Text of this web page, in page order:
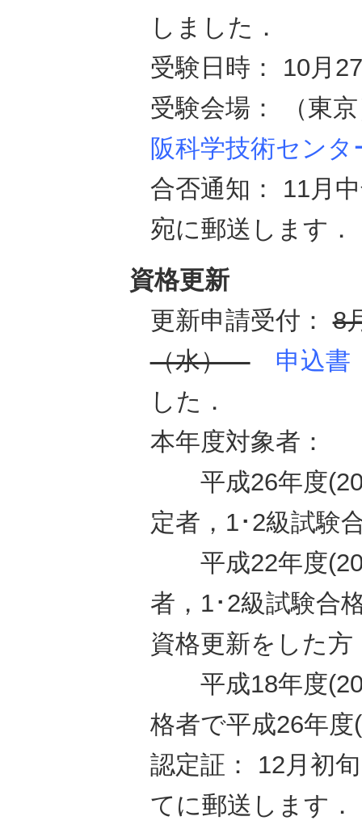
しました．
受験日時： 10月
受験会場： （東
阪科学技術センタ
合否通知： 11月
宛に郵送します．
資格更新
更新申請受付：8
（水）
申込書
した．
本年度対象者：
平成26年度
定者，1･2級試験
平成22年度
者，1･2級試験合
資格更新をした方
平成18年度
格者で平成26年
認定証： 12月初
てに郵送します．